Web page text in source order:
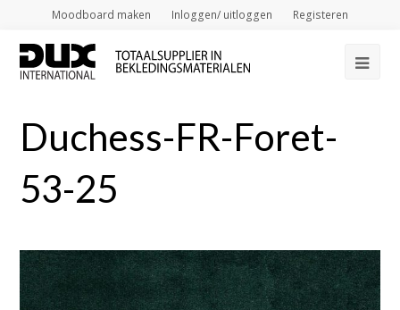
Moodboard maken Inloggen/ uitloggen Registeren
Duchess-FR-Foret-
53-25